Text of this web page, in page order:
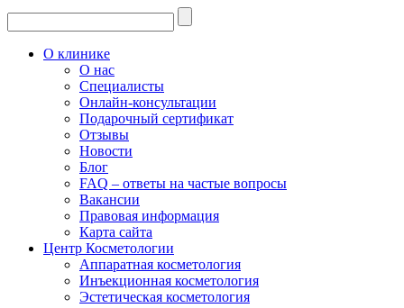
О клинике
О нас
Специалисты
Онлайн-консультации
Подарочный сертификат
Отзывы
Новости
Блог
FAQ – ответы на частые вопросы
Вакансии
Правовая информация
Карта сайта
Центр Косметологии
Аппаратная косметология
Инъекционная косметология
Эстетическая косметология